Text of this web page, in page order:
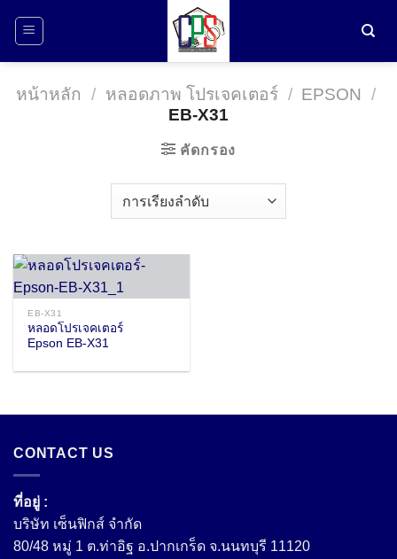
หน้าหลัก / หลอดภาพ โปรเจคเตอร์ / EPSON
/
EB-X31
คัดกรอง
EB-X31
หลอดโปรเจคเตอร์
Epson EB-X31
CONTACT US
ที่อยู่ :
บริษัท เซ็นฟิกส์ จํากัด
80/48 หมู่ 1 ต.ท่าอิฐ อ.ปากเกร็ด จ.นนทบุรี 11120